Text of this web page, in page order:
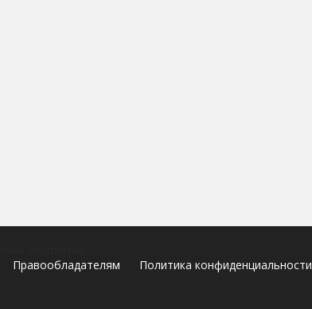
Правообладателям Политика конфиденциальности